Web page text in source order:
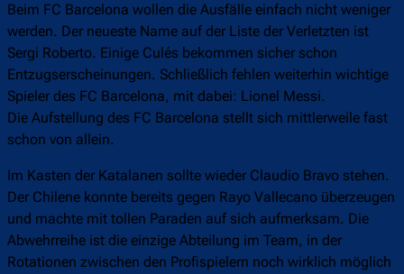
Beim FC Barcelona wollen die Ausfälle einfach nicht weniger
werden. Der neueste Name auf der Liste der Verletzten ist
Sergi Roberto. Einige Culés bekommen sicher schon
Entzugserscheinungen. Schließlich fehlen weiterhin wichtige
Spieler des FC Barcelona, mit dabei: Lionel Messi.
Die Aufstellung des FC Barcelona stellt sich mittlerweile fast
schon von allein.
Im Kasten der Katalanen sollte wieder Claudio Bravo stehen.
Der Chilene konnte bereits gegen Rayo Vallecano überzeugen
und machte mit tollen Paraden auf sich aufmerksam. Die
Abwehrreihe ist die einzige Abteilung im Team, in der
Rotationen zwischen den Profispielern noch wirklich möglich